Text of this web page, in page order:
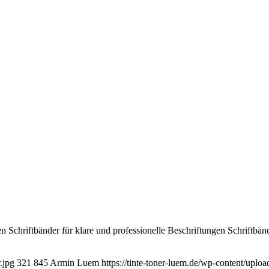
für klare und professionelle Beschriftungen
321 845 Armin Luem https://tinte-toner-luem.de/wp-content/